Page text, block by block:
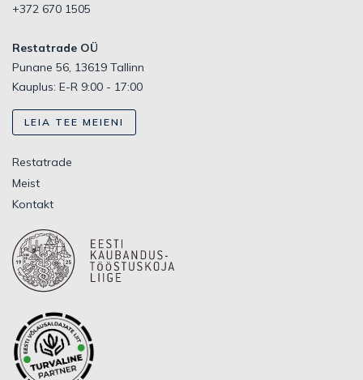
+372 670 1505
Restatrade OÜ
Punane 56, 13619 Tallinn
Kauplus: E-R 9:00 - 17:00
LEIA TEE MEIENI
Restatrade
Meist
Kontakt